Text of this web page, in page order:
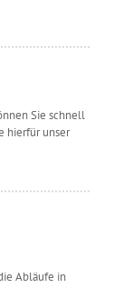
Sie schnell
hierfür unser
Abläufe in